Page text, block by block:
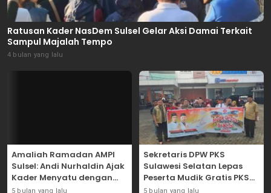
Ratusan Kader NasDem Sulsel Gelar Aksi Damai Terkait
Sampul Majalah Tempo
4 bulan yang lalu
Amaliah Ramadan AMPI
Sulsel: Andi Nurhaldin Ajak
Kader Menyatu dengan
Kaum Dhuafa
5 bulan yang lalu
Sekretaris DPW PKS
Sulawesi Selatan Lepas
Peserta Mudik Gratis PKS
2026
5 bulan yang lalu